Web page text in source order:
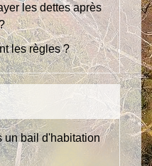
les dettes après
les règles ?
un bail d'habitation